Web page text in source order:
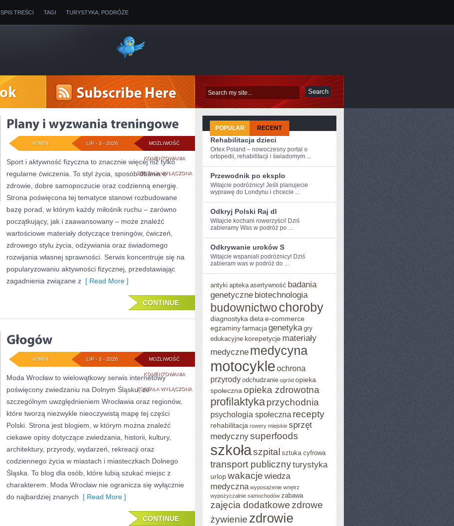
SPIS TREŚCI TAGI TURYSTYKA, PODRÓŻE
MOŻLIWOŚĆ
KOMENTOWANIAPLANY
I
WYZWANIA
TRENINGOWE
ZOSTAŁA WYŁĄCZONA
LIP - 3 - 2026
ADMIN
Sport i aktywność fizyczna to znacznie więcej niż tylko
regularne ćwiczenia. To styl życia, sposób dbania o
zdrowie, dobre samopoczucie oraz codzienną energię.
Strona poświęcona tej tematyce stanowi rozbudowane
bazę porad, w którym każdy miłośnik ruchu – zarówno
początkujący, jak i zaawansowany – może znaleźć
wartościowe materiały dotyczące treningów, ćwiczeń,
zdrowego stylu życia, odżywiania oraz świadomego
rozwijania własnej sprawności. Serwis koncentruje się na
popularyzowaniu aktywności fizycznej, przedstawiając
zagadnienia związane z [ Read More ]
CONTINUE
MOŻLIWOŚĆ
KOMENTOWANIAGŁOGÓW
ZOSTAŁA WYŁĄCZONA
LIP - 3 - 2026
ADMIN
Moda Wrocław to wielowątkowy serwis internetowy
poświęcony zwiedzaniu na Dolnym Śląsku, ze
szczególnym uwzględnieniem Wrocławia oraz regionów,
które tworzą niezwykle nieoczywistą mapę tej części
Polski. Strona jest blogiem, w którym można znaleźć
ciekawe opisy dotyczące zwiedzania, historii, kultury,
architektury, przyrody, wydarzeń, rekreacji oraz
codziennego życia w miastach i miasteczkach Dolnego
Śląska. To blog dla osób, które lubią szukać miejsc z
charakterem. Moda Wrocław nie ogranicza się wyłącznie
do najbardziej znanych [ Read More ]
CONTINUE
POPULAR RECENT
Rehabilitacja dzieci
Ortex Poland – nowoczesny portal o
ortopedii, rehabilitacji i świadomym ...
Przewodnik po eksplo
Witajcie ⁤podróżnicy! Jeśli ‍planujecie
wyprawę do Londynu i chcecie ...
Odkryj Polski Raj dl
Witajcie kochani rowerzyści! Dziś
zabieramy Was w podróż po ...
Odkrywanie uroków S
Witajcie ⁢wspaniali podróżnicy! Dziś⁢
zabieram was w‌ podróż ⁣do ...
antyki apteka asertywność badania
genetyczne biotechnologia
budownictwochoroby
diagnostyka dieta e-commerce
egzaminy farmacja genetyka gry
edukacyjne korepetycje materiały
medyczne medycyna
motocykle ochrona
przyrody odchudzanie ogród opieka
społeczna opieka zdrowotna
profilaktykaprzychodnia
psychologia społeczna recepty
rehabilitacja rowery miejskie sprzęt
medycznysuperfoods
szkołaszpital sztuka cyfrowa
transport publicznyturystyka
urlopwakacje wiedza
medyczna wyposażenie wnętrz
wypożyczalnie samochodów zabawa
zajęcia dodatkowe zdrowe
żywienie zdrowie